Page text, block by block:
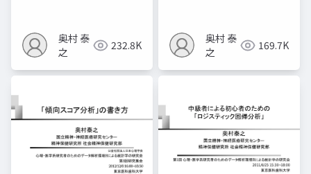
奥村 泰
之
232.8K
奥村 泰
之
169.7K